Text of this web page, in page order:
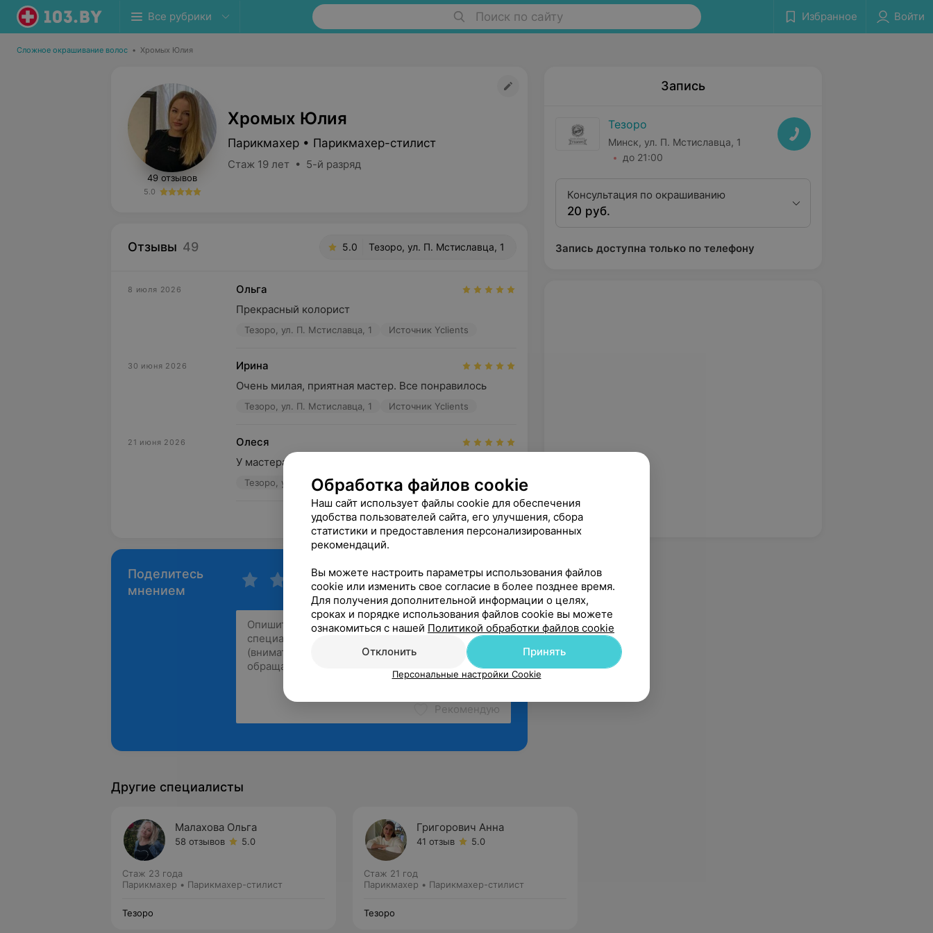
Все рубрики Поиск по сайту Избранное Войти
Сложное окрашивание волос • Хромых Юлия
49 отзывов
5.0
Хромых Юлия
Парикмахер • Парикмахер-стилист
Стаж 19 лет • 5-й разряд
Отзывы 49 5.0 Тезоро, ул. П. Мстиславца, 1
8 июля 2026
Ольга
Прекрасный колорист
Тезоро, ул. П. Мстиславца, 1 Источник Yclients
30 июня 2026
Ирина
Очень милая, приятная мастер. Все понравилось
Тезоро, ул. П. Мстиславца, 1 Источник Yclients
21 июня 2026
Олеся
У мастера золотые ручки)
Тезоро, ул. П. Мстиславца, 1 Источник Yclients
Показать ещё
Поделитесь
мнением
Рекомендую
Запись
Тезоро
Минск, ул. П. Мстиславца, 1
до 21:00
Консультация по окрашиванию
20 руб.
Запись доступна только по телефону
Другие специалисты
Малахова Ольга
58 отзывов 5.0
Стаж 23 года
Парикмахер • Парикмахер-стилист
Тезоро
Григорович Анна
41 отзыв 5.0
Стаж 21 год
Парикмахер • Парикмахер-стилист
Тезоро
Обработка файлов cookie
Наш сайт использует файлы cookie для обеспечения
удобства пользователей сайта, его улучшения, сбора
статистики и предоставления персонализированных
рекомендаций.
Вы можете настроить параметры использования файлов
cookie или изменить свое согласие в более позднее время.
Для получения дополнительной информации о целях,
сроках и порядке использования файлов cookie вы можете
ознакомиться с нашей Политикой обработки файлов cookie
Отклонить
Принять
Персональные настройки Cookie